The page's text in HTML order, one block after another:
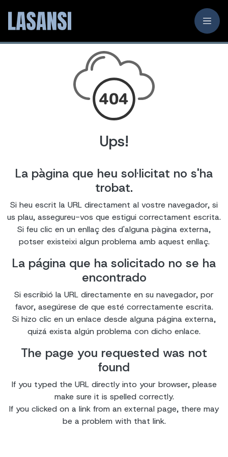
Ups!
La pàgina que heu sol·licitat no s'ha
trobat.
Si heu escrit la URL directament al vostre navegador, si
us plau, assegureu-vos que estigui correctament escrita.
Si feu clic en un enllaç des d'alguna pàgina externa,
potser existeixi algun problema amb aquest enllaç.
La página que ha solicitado no se ha
encontrado
Si escribió la URL directamente en su navegador, por
favor, asegúrese de que esté correctamente escrita.
Si hizo clic en un enlace desde alguna página externa,
quizá exista algún problema con dicho enlace.
The page you requested was not
found
If you typed the URL directly into your browser, please
make sure it is spelled correctly.
If you clicked on a link from an external page, there may
be a problem with that link.